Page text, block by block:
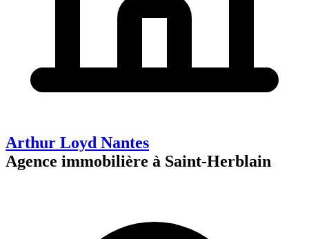
Arthur Loyd Nantes
Agence immobilière à Saint-Herblain